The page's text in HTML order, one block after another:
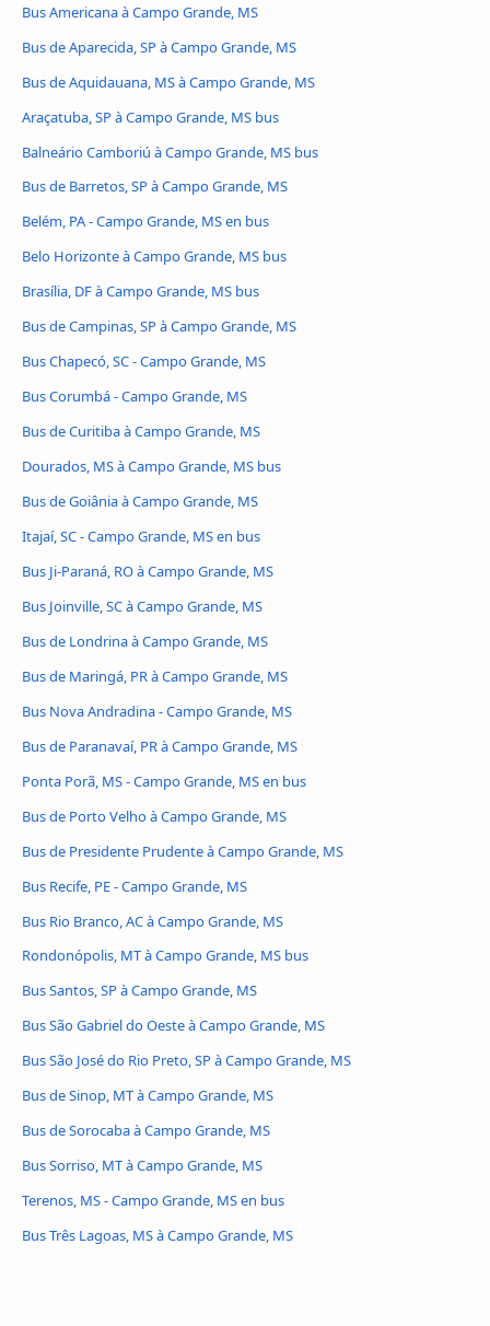
Bus Americana à Campo Grande, MS
Bus de Aparecida, SP à Campo Grande, MS
Bus de Aquidauana, MS à Campo Grande, MS
Araçatuba, SP à Campo Grande, MS bus
Balneário Camboriú à Campo Grande, MS bus
Bus de Barretos, SP à Campo Grande, MS
Belém, PA - Campo Grande, MS en bus
Belo Horizonte à Campo Grande, MS bus
Brasília, DF à Campo Grande, MS bus
Bus de Campinas, SP à Campo Grande, MS
Bus Chapecó, SC - Campo Grande, MS
Bus Corumbá - Campo Grande, MS
Bus de Curitiba à Campo Grande, MS
Dourados, MS à Campo Grande, MS bus
Bus de Goiânia à Campo Grande, MS
Itajaí, SC - Campo Grande, MS en bus
Bus Ji-Paraná, RO à Campo Grande, MS
Bus Joinville, SC à Campo Grande, MS
Bus de Londrina à Campo Grande, MS
Bus de Maringá, PR à Campo Grande, MS
Bus Nova Andradina - Campo Grande, MS
Bus de Paranavaí, PR à Campo Grande, MS
Ponta Porã, MS - Campo Grande, MS en bus
Bus de Porto Velho à Campo Grande, MS
Bus de Presidente Prudente à Campo Grande, MS
Bus Recife, PE - Campo Grande, MS
Bus Rio Branco, AC à Campo Grande, MS
Rondonópolis, MT à Campo Grande, MS bus
Bus Santos, SP à Campo Grande, MS
Bus São Gabriel do Oeste à Campo Grande, MS
Bus São José do Rio Preto, SP à Campo Grande, MS
Bus de Sinop, MT à Campo Grande, MS
Bus de Sorocaba à Campo Grande, MS
Bus Sorriso, MT à Campo Grande, MS
Terenos, MS - Campo Grande, MS en bus
Bus Três Lagoas, MS à Campo Grande, MS